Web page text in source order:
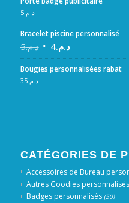
د.م.5
Bracelet piscine personnalisé
د.م.5 د.م.4
Bougies personnalisées rabat
د.م.35
CATÉGORIES DE
Accessoires de Bureau
Autres Goodies personnalisés
Badges personnalisés (50)